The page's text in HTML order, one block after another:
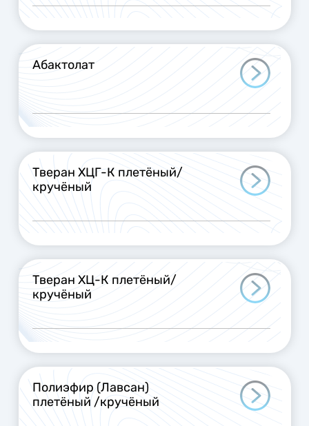
Абактолат
Тверан ХЦГ-К плетёный/
кручёный
Тверан ХЦ-К плетёный/
кручёный
Полиэфир (Лавсан)
плетёный /кручёный